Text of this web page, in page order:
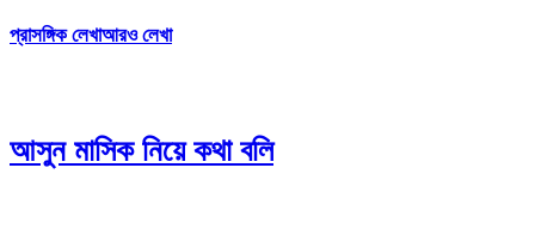
প্রাসঙ্গিক লেখাআরও লেখা
আসুন মাসিক নিয়ে কথা বলি